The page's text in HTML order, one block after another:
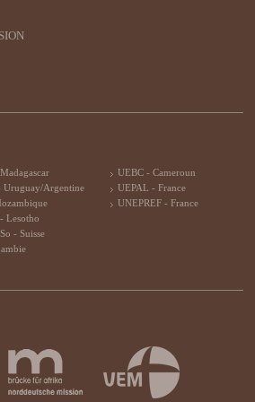
Uruguay/Argentine
Lesotho
- Suisse
UEBC - Cameroun
UEPAL - France
UNEPREF - France